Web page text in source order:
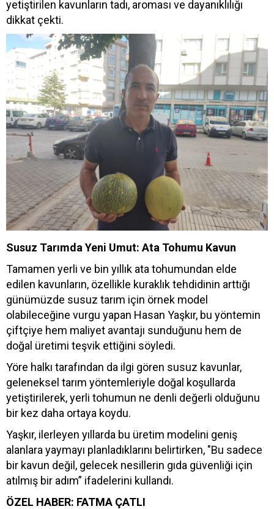
yetiştirilen kavunların tadı, aroması ve dayanıklılığı
dikkat çekti.
Susuz Tarımda Yeni Umut: Ata Tohumu Kavun
Tamamen yerli ve bin yıllık ata tohumundan elde
edilen kavunların, özellikle kuraklık tehdidinin arttığı
günümüzde susuz tarım için örnek model
olabileceğine vurgu yapan Hasan Yaşkır, bu yöntemin
çiftçiye hem maliyet avantajı sunduğunu hem de
doğal üretimi teşvik ettiğini söyledi.
Yöre halkı tarafından da ilgi gören susuz kavunlar,
geleneksel tarım yöntemleriyle doğal koşullarda
yetiştirilerek, yerli tohumun ne denli değerli olduğunu
bir kez daha ortaya koydu.
Yaşkır, ilerleyen yıllarda bu üretim modelini geniş
alanlara yaymayı planladıklarını belirtirken, "Bu sadece
bir kavun değil, gelecek nesillerin gıda güvenliği için
atılmış bir adım” ifadelerini kullandı.
ÖZEL HABER: FATMA ÇATLI